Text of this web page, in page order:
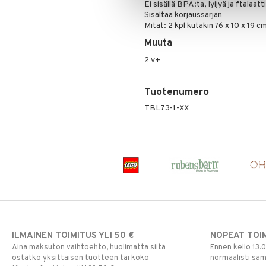
Ei sisällä BPA:ta, lyijyä ja
Sisältää korjaussarjan
Mitat: 2 kpl kutakin 76 x 10 x 19
Muuta
2 v+
Tuotenumero
TBL73-1-XX
ILMAINEN TOIMITUS YLI 50 €
Aina maksuton vaihtoehto, huolimatta siitä
ostatko yksittäisen tuotteen tai koko
NOPEAT
Ennen kello
normaalisti